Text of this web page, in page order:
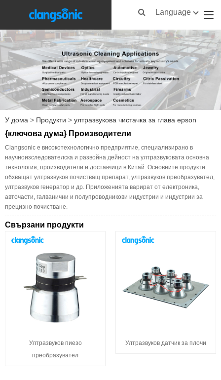
Language
У дома > Продукти > ултразвукова чистачка за глава epson
{ключова дума} Производители
Clangsonic е високотехнологично предприятие, специализирано в
научноизследователска и развойна дейност на ултразвуковата основна
технология, производители и доставчици в Китай. Основните продукти
обхващат ултразвуков почистващ препарат, ултразвуков преобразувател,
ултразвуков генератор и др. Приложенията варират от електроника,
авточасти, галванични и полупроводникови индустрии и индустрии за
прецизно почистване.
Свързани продукти
Ултразвуков пиезо
преобразувател
Ултразвуков датчик за плочи